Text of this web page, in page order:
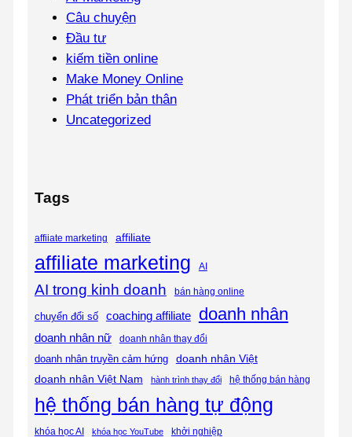
Câu chuyện
Đầu tư
kiếm tiền online
Make Money Online
Phát triển bản thân
Uncategorized
Tags
affiiate marketing affiliate
affiliate marketing AI
AI trong kinh doanh bán hàng online
chuyển đổi số coaching affiliate doanh nhân
doanh nhân nữ doanh nhân thay đổi
doanh nhân truyền cảm hứng
doanh nhân Việt
doanh nhân Việt Nam
hành trình thay đổi hệ thống bán hàng
hệ thống bán hàng tự động
khóa học AI khóa học YouTube khởi nghiệp